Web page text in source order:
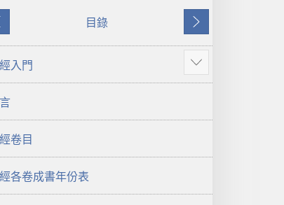
物
經
世
界
譯
界
本
目錄
下
一
頁
入門
顯
示
多
卷目
各卷成書年份表